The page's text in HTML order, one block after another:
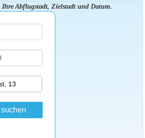
Ihre Abflugstadt, Zielstadt und Datum.
13